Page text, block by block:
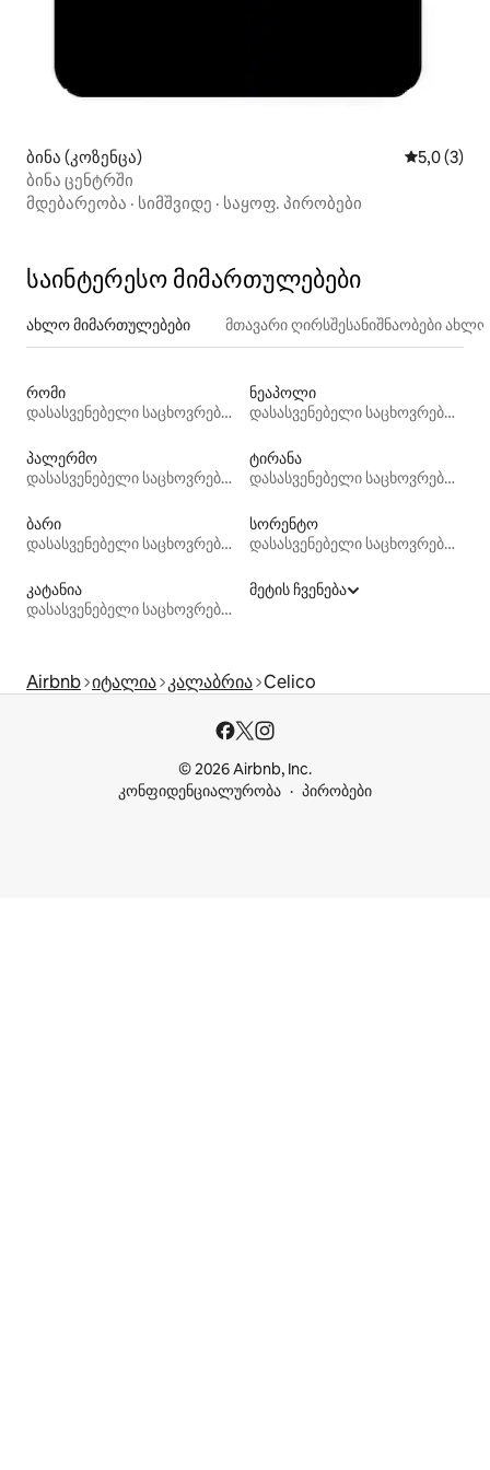
ბინა (კოზენცა) საშუალო
5,0 (3)
ბინა ცენტრში
მდებარეობა · სიმშვიდე · საყოფ. პირობები
საინტერესო მიმართულებები
ახლო მიმართულებები მთავარი ღირსშესანიშნაობები
რომი
დასასვენებელი საცხოვრებლები
ნეაპოლი
დასასვენებელი საცხოვრებლები
პალერმო
დასასვენებელი საცხოვრებლები
ტირანა
დასასვენებელი საცხოვრებლები
ბარი
დასასვენებელი საცხოვრებლები
სორენტო
დასასვენებელი საცხოვრებლები
კატანია
დასასვენებელი საცხოვრებლები
მეტის ჩვენება
Airbnb იტალია კალაბრია Celico
© 2026 Airbnb, Inc.
კონფიდენციალურობა
პირობები